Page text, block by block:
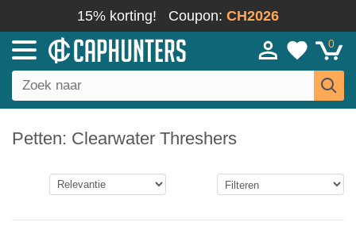
15% korting! Coupon: CH2026
0
Petten: Clearwater Threshers